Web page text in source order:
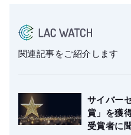
関連記事をご紹介します
サイバー
賞」を獲
受賞者に